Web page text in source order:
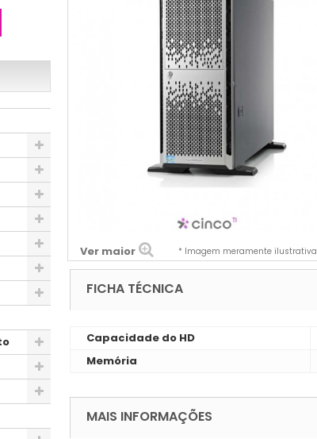
Ver maior * Imagem meramente ilustrativa
FICHA TÉCNICA
Capacidade do HD
Memória
MAIS INFORMAÇÕES